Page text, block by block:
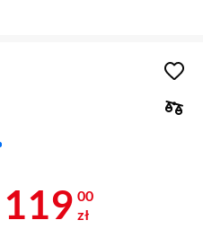
1 119
00
zł